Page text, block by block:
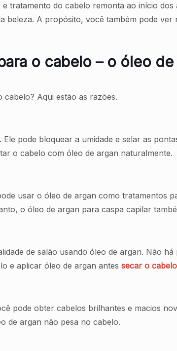
tratamento do cabelo remonta ao início
beleza. A propósito, você também pode
o cabelo – o óleo
Aqui estão as razões.
pode bloquear a umidade e selar as
o cabelo com óleo de argan naturalmente.
usar o óleo de argan como tratamentos
o óleo de argan para caspa capilar
de salão usando óleo de argan. Não
e aplicar óleo de argan antes secar o cabelo
pode obter cabelos brilhantes e macios
de argan não pesa no cabelo.